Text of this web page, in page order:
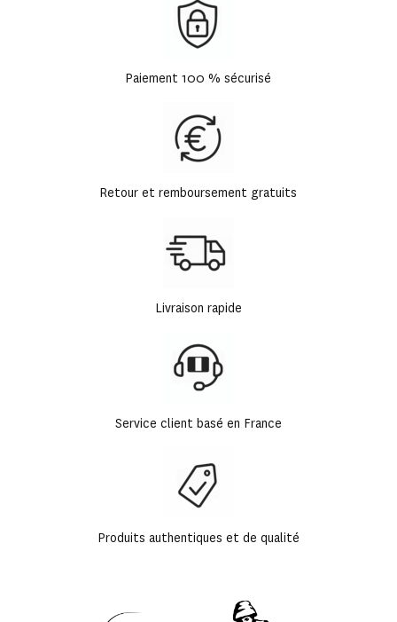
Paiement 100 % sécurisé
Retour et remboursement gratuits
Livraison rapide
Service client basé en France
Produits authentiques et de qualité